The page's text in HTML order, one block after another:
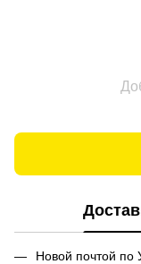
Новой почтой